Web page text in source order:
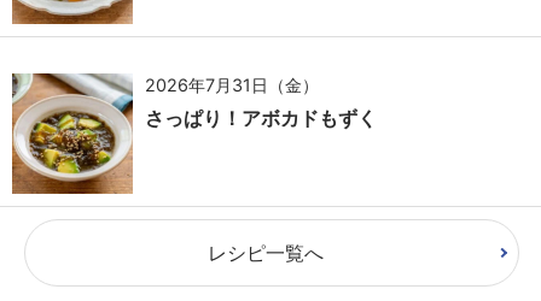
2026年7月31日（金）
さっぱり！アボカドもずく
レシピ一覧へ